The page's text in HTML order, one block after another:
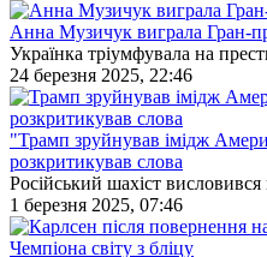
Анна Музичук виграла Гран-
Українка тріумфувала на
24 березня 2025, 22:46
"Трамп зруйнував імідж
розкритикував слова
Російський шахіст
1 березня 2025, 07:46